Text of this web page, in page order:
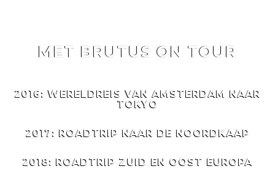
MET BRUTUS ON TOUR
2016: WERELDREIS VAN AMSTERDAM NAAR
TOKYO
2017: ROADTRIP NAAR DE NOORDKAAP
2018: ROADTRIP ZUID EN OOST EUROPA